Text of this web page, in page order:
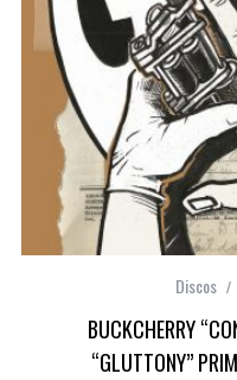
Discos
BUCKCHERRY
“GLUTTONY”